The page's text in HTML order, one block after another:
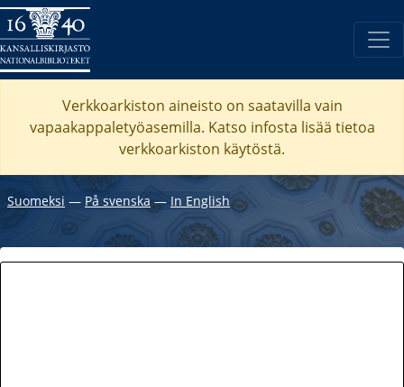
Verkkoarkiston aineisto on saatavilla vain
vapaakappaletyöasemilla. Katso infosta lisää tietoa
verkkoarkiston käytöstä.
Suomeksi ― På svenska― In English